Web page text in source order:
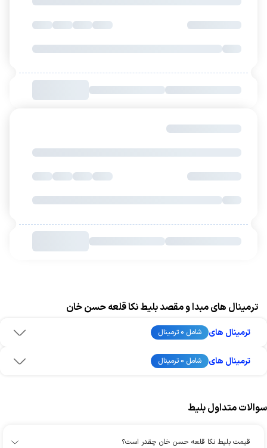
ترمینال های مبدا و مقصد بلیط نکا قلعه حسن خان
ترمینال های شامل 0 ترمینال
ترمینال های شامل 0 ترمینال
سوالات متداول بلیط
قیمت بلیط نکا قلعه حسن خان چقدر است؟